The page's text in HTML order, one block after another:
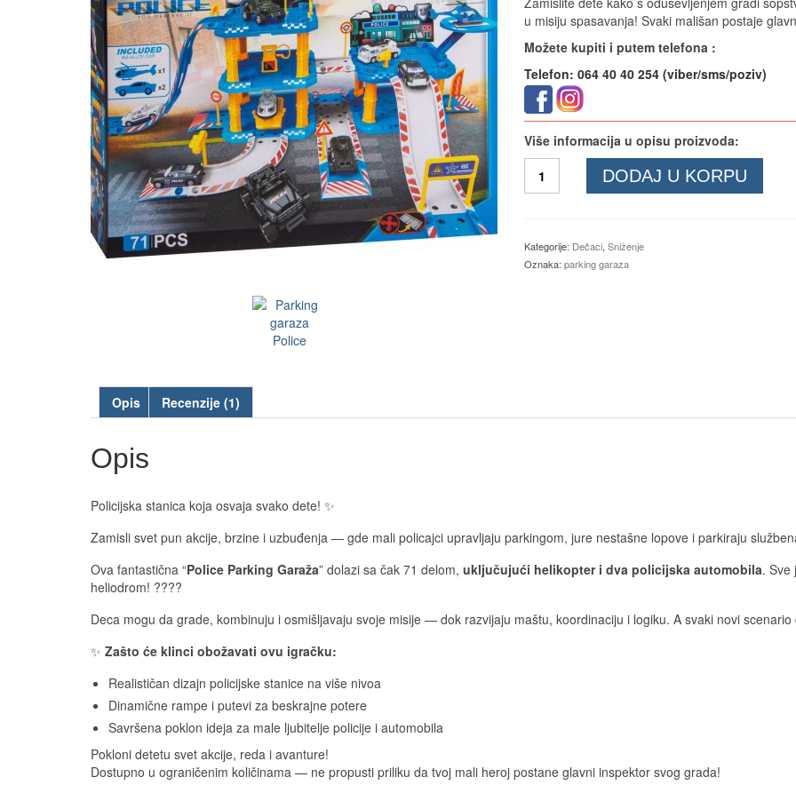
u misiju spasavanja! Svaki mališan postaje
Možete kupiti i putem telefona :
Telefon: 064 40 40 254 (viber/sms/poziv)
Više informacija u opisu proizvoda:
garaža
DODAJ U KORPU
Kategorije: Dečaci, Sniženje
Oznaka: parking garaza
Opis Recenzije (1)
Opis
Policijska stanica koja osvaja svako dete! ✨
Zamisli svet pun akcije, brzine i uzbuđenja — gde mali policajci upravljaju parkingom, jure nestašne lopove i parkiraju
Ova fantastična “Police Parking Garaža” dolazi sa čak 71 delom, uključujući helikopter i dva policijska automobila. Sve
heliodrom! ????
Deca mogu da grade, kombinuju i osmišljavaju svoje misije — dok razvijaju maštu, koordinaciju i logiku. A svaki novi
✨ Zašto će klinci obožavati ovu igračku:
Realističan dizajn policijske stanice na više nivoa
Dinamične rampe i putevi za beskrajne potere
Savršena poklon ideja za male ljubitelje policije i automobila
Pokloni detetu svet akcije, reda i avanture!
Dostupno u ograničenim količinama — ne propusti priliku da tvoj mali heroj postane glavni inspektor svog grada!